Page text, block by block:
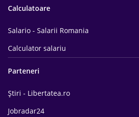
Calculatoare
Salario - Salarii Romania
Calculator salariu
Parteneri
Știri - Libertatea.ro
Jobradar24